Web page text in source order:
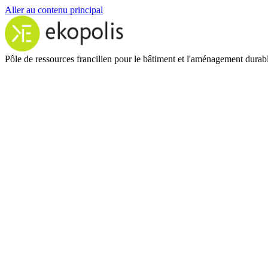
Aller au contenu principal
Pôle de ressources francilien pour le bâtiment et l'aménagement